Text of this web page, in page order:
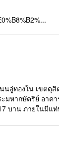
ทองใน เขตดุสิ
มหากษัตริย์ อา
บาน ภายในมี